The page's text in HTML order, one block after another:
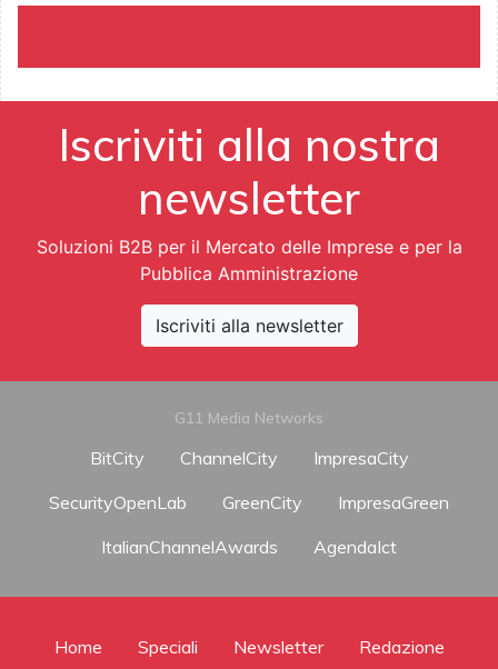
Iscriviti alla nostra
newsletter
Soluzioni B2B per il Mercato delle Imprese e per la
Pubblica Amministrazione
Iscriviti alla newsletter
G11 Media Networks
BitCity ChannelCity
ImpresaCity
SecurityOpenLab
GreenCity
ImpresaGreen
ItalianChannelAwards
AgendaIct
Home Speciali Newsletter Redazione